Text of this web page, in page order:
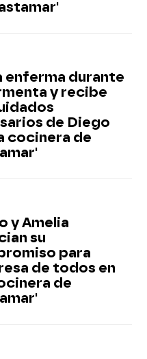
enferma durante
y recibe
de Diego
cocinera de
y Amelia
su
para
de todos en
de